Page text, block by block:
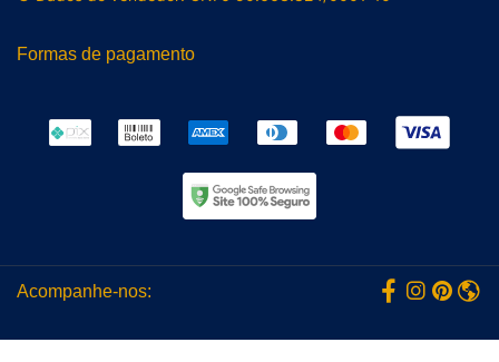
Formas de pagamento
Acompanhe-nos: